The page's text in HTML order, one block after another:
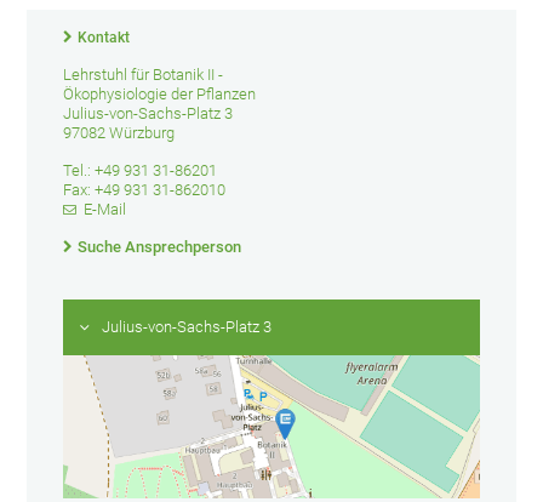
Kontakt
Lehrstuhl für Botanik II -
Ökophysiologie der Pflanzen
Julius-von-Sachs-Platz 3
97082 Würzburg
Tel.: +49 931 31-86201
Fax: +49 931 31-862010
E-Mail
Suche Ansprechperson
Julius-von-Sachs-Platz 3